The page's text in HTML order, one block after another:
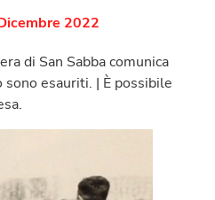
2022
di San Sabba comunica
esauriti. | È possibile